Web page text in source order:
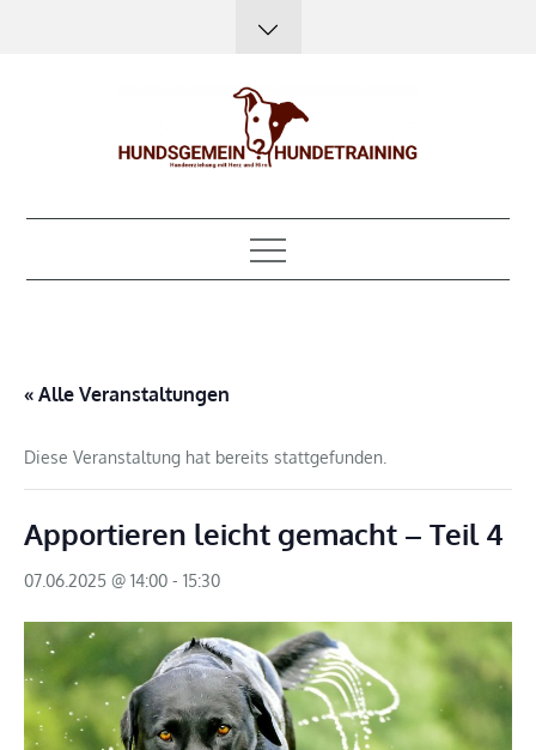
Hundsgemein?
Hundetraining
« Alle Veranstaltungen
Diese Veranstaltung hat bereits stattgefunden.
Apportieren leicht gemacht – Teil 4
07.06.2025 @ 14:00 - 15:30